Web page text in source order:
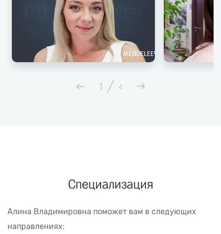
1 / 4
Специализация
Алина Владимировна поможет вам в следующих
направлениях: